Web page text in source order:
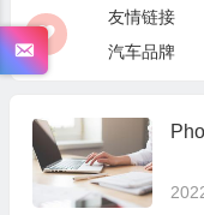
友情链接
汽车品牌